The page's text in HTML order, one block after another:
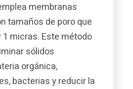
membranas
tamaños de poro que
1 micras. Este método
sólidos
orgánica,
bacterias y reducir la